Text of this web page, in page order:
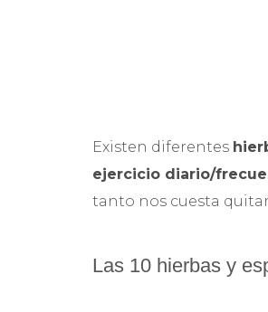
Existen diferentes
ejercicio diario/
tanto nos cuesta
Las 10 hierbas y